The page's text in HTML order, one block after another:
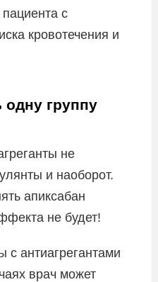
с
кровотечения и
группу
не
и наоборот.
апиксабан
не будет!
с антиагрегантами
врач может